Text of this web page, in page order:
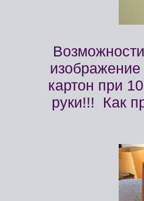
картон при
руки!!! Как